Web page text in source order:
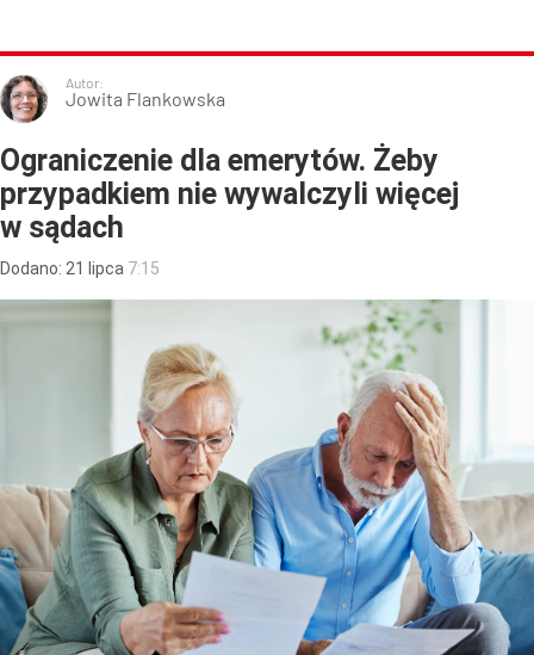
Autor:
Jowita Flankowska
Ograniczenie dla emerytów. Żeby
przypadkiem nie wywalczyli więcej
w sądach
Dodano: 21 lipca 7:15